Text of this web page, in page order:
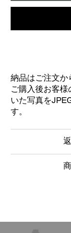
納品はご注文か
ご購入後お客
いた写真を
す。